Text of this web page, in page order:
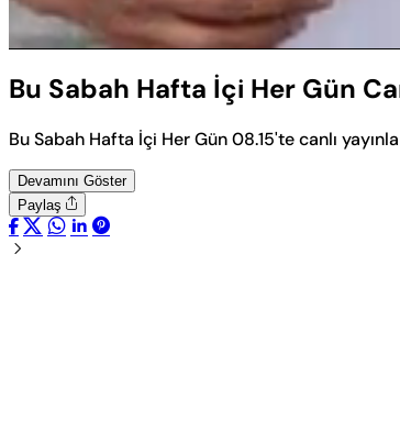
Sesi
Aç
Bu Sabah Hafta İçi Her Gün
Bu Sabah Hafta İçi Her Gün 08.15'te canlı
Devamını Göster
Paylaş